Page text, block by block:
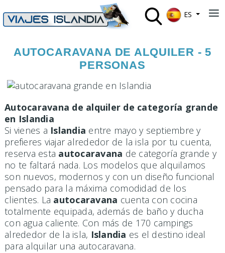
ES
AUTOCARAVANA DE ALQUILER - 5
PERSONAS
Autocaravana de alquiler de categoría grande
en Islandia
Si vienes a Islandia entre mayo y septiembre y
prefieres viajar alrededor de la isla por tu cuenta,
reserva esta autocaravana de categoría grande y
no te faltará nada. Los modelos que alquilamos
son nuevos, modernos y con un diseño funcional
pensado para la máxima comodidad de los
clientes. La autocaravana cuenta con cocina
totalmente equipada, además de baño y ducha
con agua caliente. Con más de 170 campings
alrededor de la isla, Islandia es el destino ideal
para alquilar una autocaravana.
≡